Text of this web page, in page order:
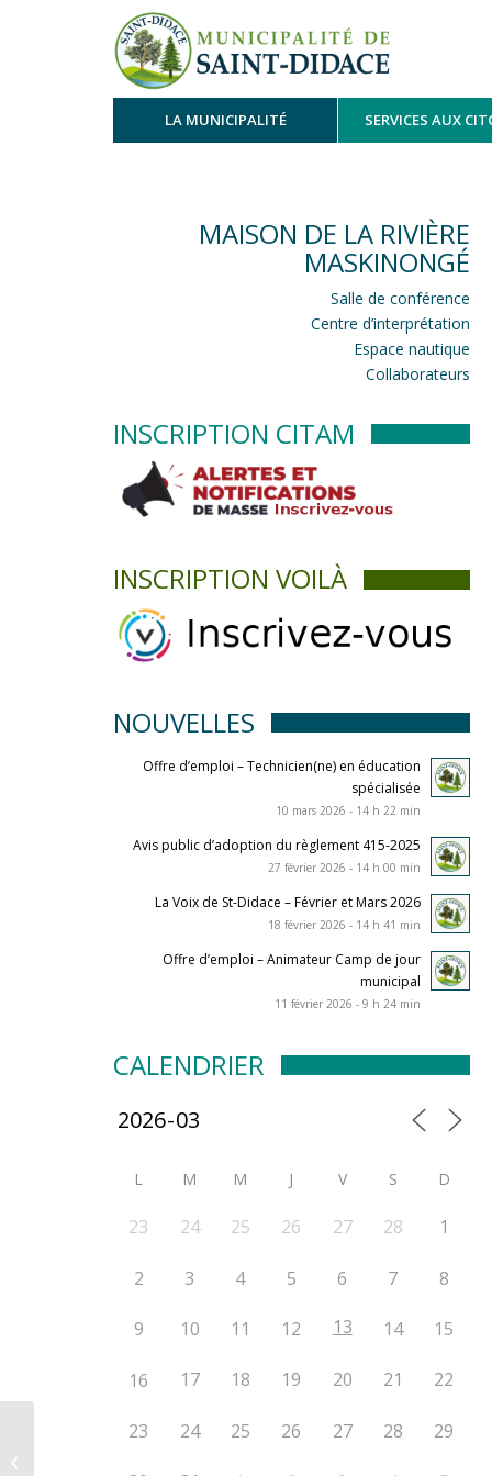
LA MUNICIPALITÉ SERVICES AUX
MAISON DE LA RIVIÈRE
MASKINONGÉ
Salle de conférence
Centre d’interprétation
Espace nautique
Collaborateurs
INSCRIPTION CITAM
INSCRIPTION VOILÀ
NOUVELLES
Offre d’emploi – Technicien(ne) en éducation
spécialisée
10 mars 2026 - 14 h 22 min
Avis public d’adoption du règlement 415-2025
27 février 2026 - 14 h 00 min
La Voix de St-Didace – Février et Mars 2026
18 février 2026 - 14 h 41 min
Offre d’emploi – Animateur Camp de jour
municipal
11 février 2026 - 9 h 24 min
CALENDRIER
L M M J V S D
23 24 25 26 27 28 1
2 3 4 5 6 7 8
9 10 11 12 13 14 15
16 17 18 19 20 21 22
23 24 25 26 27 28 29
Les auteurs de